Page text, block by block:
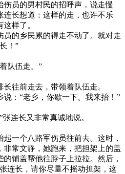
伤员的男村民的招呼声，说走慢
连长想道：这样的走，也许不乐
样了。
员的乡民累的得走不动了。就对走
！”
队伍走。”
往前走去，带领着队伍走。
：“老乡，你歇一下。我来抬！”
连长又非常真诚地说。
一个八路军伤员往前去。这时，
非常文静，她跑来，把担架上的盖
铺盖帮他往脖子上拉拉。然后，
连长，请你尽量不摇动担架，这